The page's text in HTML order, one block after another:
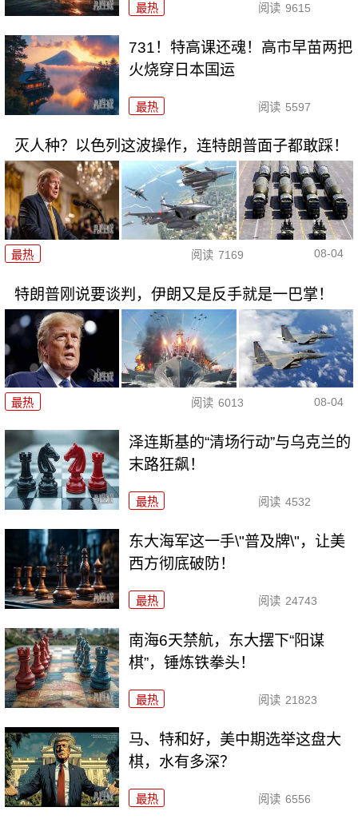
最热 阅读 9615
731！特高课还魂！高市早苗两把
火烧穿日本国运
最热 阅读 5597
灭人种？以色列这波操作，连特朗普面子都敢踩！
最热 阅读 7169 08-04
特朗普刚说要谈判，伊朗又是反手就是一巴掌！
最热 阅读 6013 08-04
泽连斯基的“清场行动”与乌克兰的
末路狂飙！
最热 阅读 4532
东大海军这一手\"普及牌\"，让美
西方彻底破防！
最热 阅读 24743
南海6天禁航，东大摆下“阳谋
棋”，锤炼铁拳头！
最热 阅读 21823
马、特和好，美中期选举这盘大
棋，水有多深？
最热 阅读 6556